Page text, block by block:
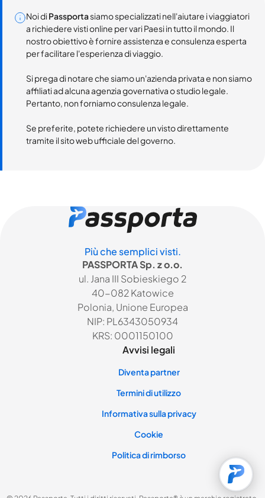
Noi diPassportasiamo specializzati nell'aiutare i viaggiatori
a richiedere visti online per vari Paesi in tutto il mondo. Il
nostro obiettivo è fornire assistenza e consulenza esperta
per facilitare l'esperienza di viaggio.
Si prega di notare che siamo un'azienda privata e non siamo
affiliati ad alcuna agenzia governativa o studio legale.
Pertanto, non forniamo consulenza legale.
Se preferite, potete richiedere un visto direttamente
tramite il sito web ufficiale del governo.
Più che semplici visti.
PASSPORTA Sp. z o.o.
ul. Jana III Sobieskiego 2
40-082 Katowice
Polonia, Unione Europea
NIP: PL6343050934
KRS: 0001150100
Avvisi legali
Diventa partner
Termini di utilizzo
Informativa sulla privacy
Cookie
Politica di rimborso